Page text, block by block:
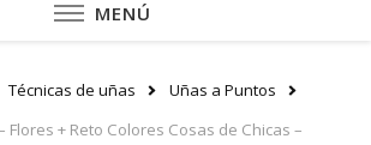
MENÚ
Técnicas de uñas
Uñas a Puntos
Flores + Reto Colores Cosas de Chicas –